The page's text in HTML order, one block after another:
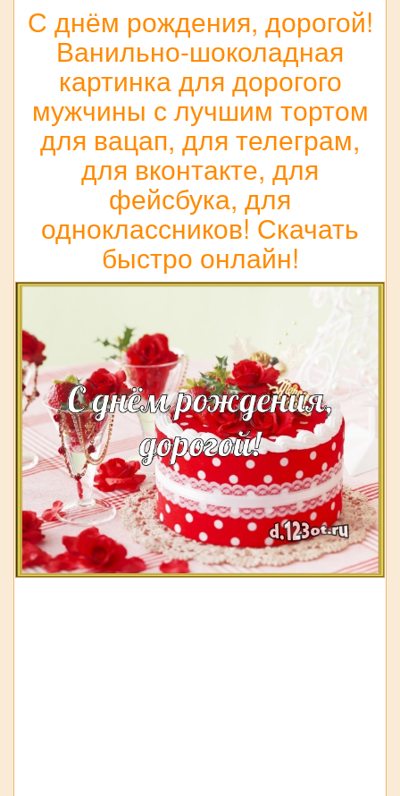
С днём рождения, дорогой!
Ванильно-шоколадная
картинка для дорогого
мужчины с лучшим тортом
для вацап, для телеграм,
для вконтакте, для
фейсбука, для
одноклассников! Скачать
быстро онлайн!